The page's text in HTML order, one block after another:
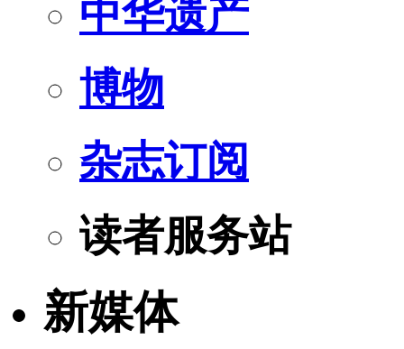
中华遗产
博物
杂志订阅
读者服务站
新媒体